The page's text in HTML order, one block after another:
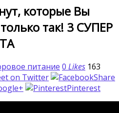
которые Вы
так! 3 СУПЕР
питание 0 Likes 163
on Twitter
Share
Pinterest